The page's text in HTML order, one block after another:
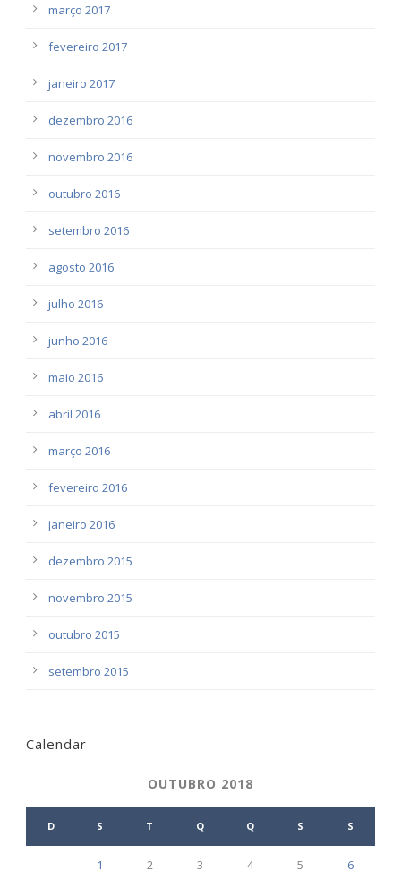
março 2017
fevereiro 2017
janeiro 2017
dezembro 2016
novembro 2016
outubro 2016
setembro 2016
agosto 2016
julho 2016
junho 2016
maio 2016
abril 2016
março 2016
fevereiro 2016
janeiro 2016
dezembro 2015
novembro 2015
outubro 2015
setembro 2015
Calendar
OUTUBRO 2018
D S T Q Q S S
1 2 3 4 5 6